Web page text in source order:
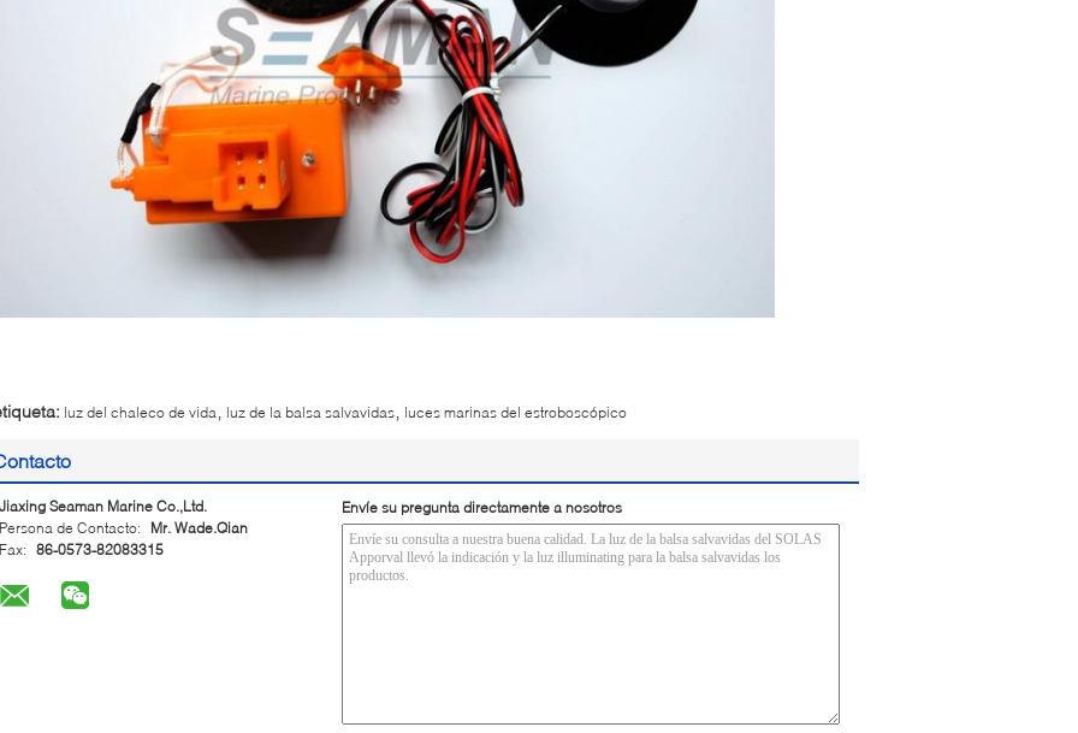
luz del chaleco de vida luz de la balsa salvavidas luces marinas del estroboscópico
Jiaxing Seaman Marine Co.,Ltd.
Persona de Contacto:
Mr. Wade.Qian
Fax: 86-0573-82083315
Envíe su pregunta directamente a nosotros